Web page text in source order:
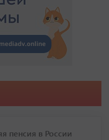
пенсия в России